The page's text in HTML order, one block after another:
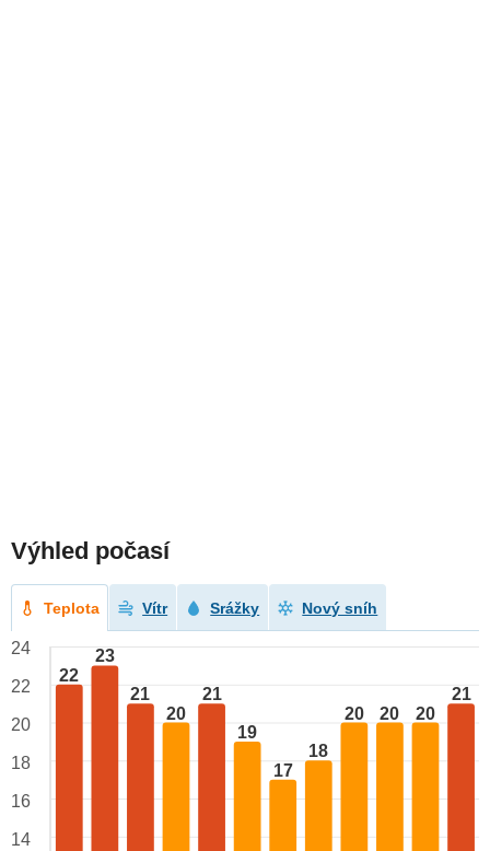
Výhled počasí
Teplota Vítr Srážky Nový sníh
22
23
21
20
21
19
17
18
20 20 20
21
24
22
20
18
16
14